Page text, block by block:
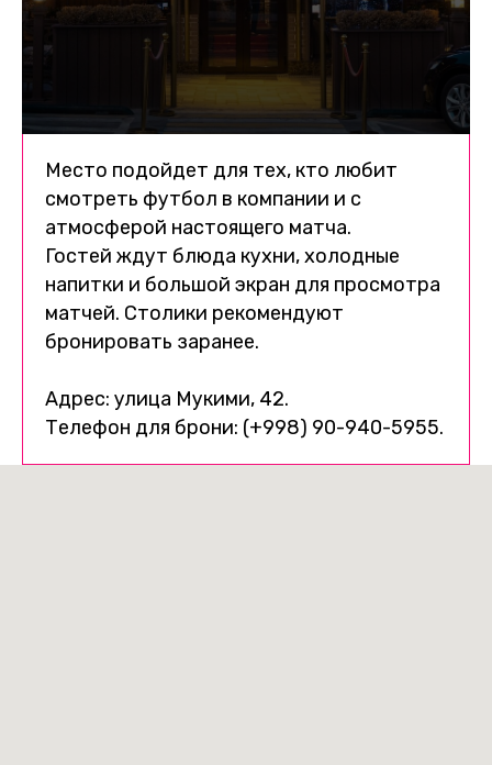
Место подойдет для тех, кто любит
смотреть футбол в компании и с
атмосферой настоящего матча.
Гостей ждут блюда кухни, холодные
напитки и большой экран для просмотра
матчей. Столики рекомендуют
бронировать заранее.
Адрес: улица Мукими, 42.
Телефон для брони: (+998) 90-940-5955.